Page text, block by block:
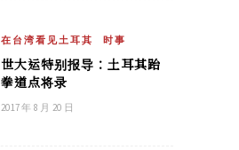
在台湾看见土耳其 时事
世大运特别报导：土耳其跆
拳道点将录
2017 年 8 月 20 日